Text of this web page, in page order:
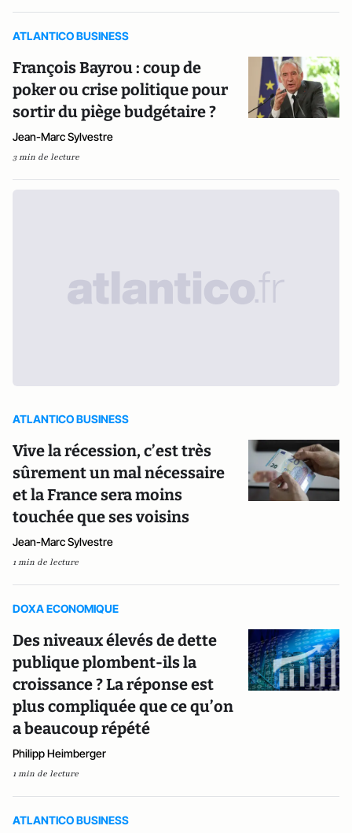
ATLANTICO BUSINESS
François Bayrou : coup de
poker ou crise politique pour
sortir du piège budgétaire ?
Jean-Marc Sylvestre
3 min de lecture
ATLANTICO BUSINESS
Vive la récession, c’est très
sûrement un mal nécessaire
et la France sera moins
touchée que ses voisins
Jean-Marc Sylvestre
1 min de lecture
DOXA ECONOMIQUE
Des niveaux élevés de dette
publique plombent-ils la
croissance ? La réponse est
plus compliquée que ce qu’on
a beaucoup répété
Philipp Heimberger
1 min de lecture
ATLANTICO BUSINESS